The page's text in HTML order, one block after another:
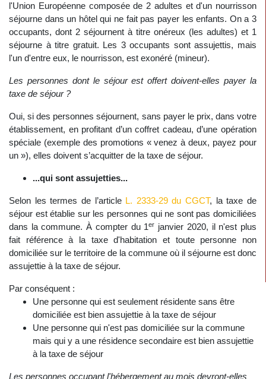
l'Union Européenne composée de 2 adultes et d'un nourrisson
séjourne dans un hôtel qui ne fait pas payer les enfants. On a 3
occupants, dont 2 séjournent à titre onéreux (les adultes) et 1
séjourne à titre gratuit. Les 3 occupants sont assujettis, mais
l'un d'entre eux, le nourrisson, est exonéré (mineur).
Les personnes dont le séjour est offert doivent-elles payer la
taxe de séjour ?
Oui, si des personnes séjournent, sans payer le prix, dans votre
établissement, en profitant d’un coffret cadeau, d’une opération
spéciale (exemple des promotions « venez à deux, payez pour
un »), elles doivent s’acquitter de la taxe de séjour.
...qui sont assujetties...
Selon les termes de l’article L. 2333-29 du CGCT, la taxe de
séjour est établie sur les personnes qui ne sont pas domiciliées
dans la commune. À compter du 1er janvier 2020, il n'est plus
fait référence à la taxe d'habitation et toute personne non
domiciliée sur le territoire de la commune où il séjourne est donc
assujettie à la taxe de séjour.
Par conséquent :
Une personne qui est seulement résidente sans être
domiciliée est bien assujettie à la taxe de séjour
Une personne qui n'est pas domiciliée sur la commune
mais qui y a une résidence secondaire est bien assujettie
à la taxe de séjour
Les personnes occupant l'hébergement au mois devront-elles